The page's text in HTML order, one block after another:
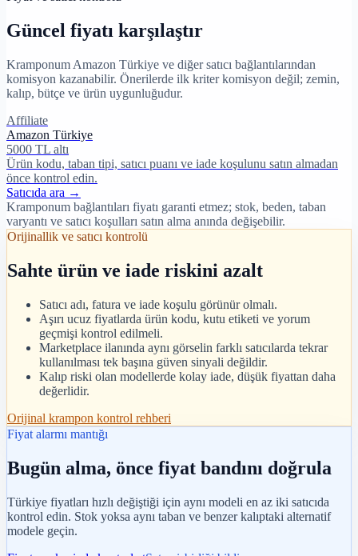
Güncel fiyatı karşılaştır
Kramponum Amazon Türkiye ve diğer satıcı bağlantılarından
komisyon kazanabilir. Önerilerde ilk kriter komisyon değil; zemin,
kalıp, bütçe ve ürün uygunluğudur.
Affiliate
Amazon Türkiye
5000 TL altı
Ürün kodu, taban tipi, satıcı puanı ve iade koşulunu satın almadan
önce kontrol edin.
Satıcıda ara →
Kramponum bağlantıları fiyatı garanti etmez; stok, beden, taban
varyantı ve satıcı koşulları satın alma anında değişebilir.
Orijinallik ve satıcı kontrolü
Sahte ürün ve iade riskini azalt
Satıcı adı, fatura ve iade koşulu görünür olmalı.
Aşırı ucuz fiyatlarda ürün kodu, kutu etiketi ve yorum
geçmişi kontrol edilmeli.
Marketplace ilanında aynı görselin farklı satıcılarda tekrar
kullanılması tek başına güven sinyali değildir.
Kalıp riski olan modellerde kolay iade, düşük fiyattan daha
değerlidir.
Orijinal krampon kontrol rehberi
Fiyat alarmı mantığı
Bugün alma, önce fiyat bandını doğrula
Türkiye fiyatları hızlı değiştiği için aynı modeli en az iki satıcıda
kontrol edin. Stok yoksa aynı taban ve benzer kalıptaki alternatif
modele geçin.